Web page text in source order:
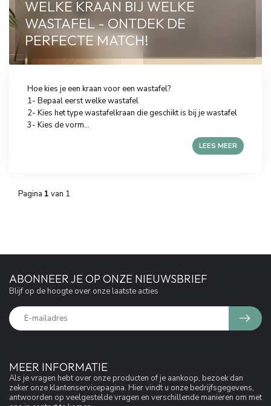
WELKE KRAAN BIJ WELKE
WASTAFEL - ONTDEK DE
PERFECTE MATCH!
Hoe kies je een kraan voor een wastafel?
1- Bepaal eerst welke wastafel
2- Kies het type wastafelkraan die geschikt is bij je wastafel
3- Kies de vorm...
LEES MEER
Pagina 1 van 1
MEER INFORMATIE
Als je vragen hebt over onze producten of je aankoop, bezoek dan
zeker onze klantenservicepagina. Hier vindt u onze bedrijfsgegevens,
antwoorden op veelgestelde vragen en verschillende manieren om met
ABONNEER JE OP ONZE NIEUWSBRIEF
Blijf op de hoogte over onze laatste acties